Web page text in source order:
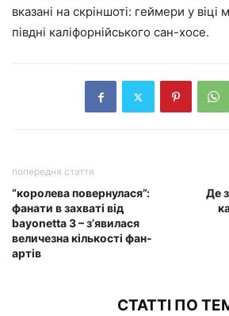
вказані на скріншоті: геймери у
півдні каліфорнійського сан-хосе.
попередня стаття
“королева повернулася”:
фанати в захваті від
bayonetta 3 – з’явилася
величезна кількості фан-
артів
Де
СТАТТІ ПО